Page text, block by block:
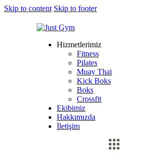
Skip to content Skip to footer
Hizmetlerimiz
Fitness
Pilates
Muay Thai
Kick Boks
Boks
Crossfit
Ekibimiz
Hakkımızda
İletişim